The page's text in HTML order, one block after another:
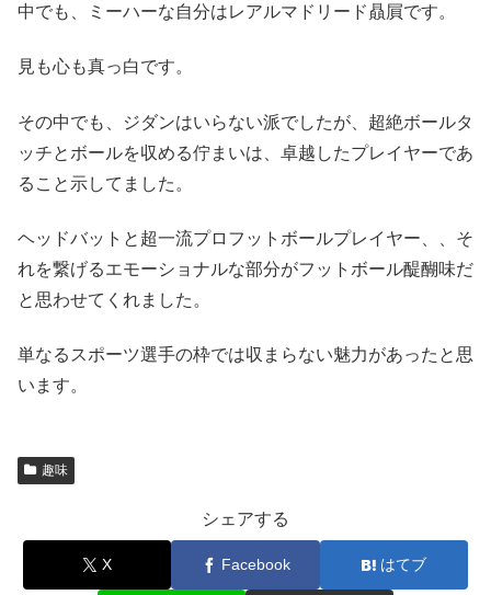
中でも、ミーハーな自分はレアルマドリード贔屓です。
見も心も真っ白です。
その中でも、ジダンはいらない派でしたが、超絶ボールタ
ッチとボールを収める佇まいは、卓越したプレイヤーであ
ること示してました。
ヘッドバットと超一流プロフットボールプレイヤー、、そ
れを繋げるエモーショナルな部分がフットボール醍醐味だ
と思わせてくれました。
単なるスポーツ選手の枠では収まらない魅力があったと思
います。
趣味
シェアする
X Facebook はてブ